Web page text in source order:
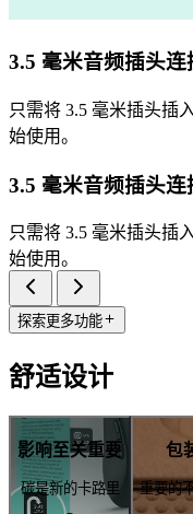
3.5 毫米音频插头连
只需将 3.5 毫米插头插
始使用。
3.5 毫米音频插头连
只需将 3.5 毫米插头插
始使用。
探索更多功能
舒适设计
影响至关重要
碳是新的卡路里
包
重要的